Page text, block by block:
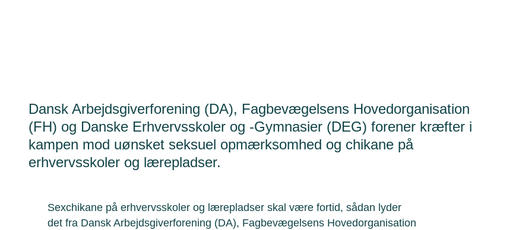
Dansk Arbejdsgiverforening (DA), Fagbevægelsens Hovedorganisation
(FH) og Danske Erhvervsskoler og -Gymnasier (DEG) forener kræfter i
kampen mod uønsket seksuel opmærksomhed og chikane på
erhvervsskoler og lærepladser.
Sexchikane på erhvervsskoler og lærepladser skal være fortid, sådan lyder
det fra Dansk Arbejdsgiverforening (DA), Fagbevægelsens Hovedorganisation